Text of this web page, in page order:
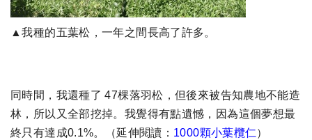
▲我種的五葉松，一年之間長高了許多。
同時間，我還種了 47棵落羽松，但後來被告知農地不能造
林，所以又全部挖掉。我覺得有點遺憾，因為這個夢想最
終只有達成0.1%。（延伸閱讀： 1000顆小葉欖仁）